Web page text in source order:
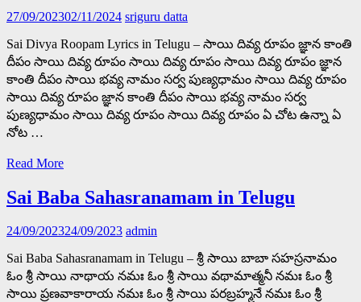
27/09/202302/11/2024 sriguru datta
Sai Divya Roopam Lyrics in Telugu – సాయి దివ్య రూపం జ్ఞాన కాంతి
దీపం సాయి దివ్య రూపం సాయి దివ్య రూపం సాయి దివ్య రూపం జ్ఞాన
కాంతి దీపం సాయి భవ్య నామం సర్వ పుణ్యధామం సాయి దివ్య రూపం
సాయి దివ్య రూపం జ్ఞాన కాంతి దీపం సాయి భవ్య నామం సర్వ
పుణ్యధామం సాయి దివ్య రూపం సాయి దివ్య రూపం ఏ చోట ఉన్నా ఏ
నోట …
Read More
Sai Baba Sahasranamam in Telugu
24/09/202324/09/2023 admin
Sai Baba Sahasranamam in Telugu – శ్రీ సాయి బాబా సహస్రనామం
ఓం శ్రీ సాయి నాథాయ నమః ఓం శ్రీ సాయి వథామాత్మనీ నమః ఓం శ్రీ
సాయి ప్రణవాకారాయ నమః ఓం శ్రీ సాయి పరబ్రహ్మనే నమః ఓం శ్రీ